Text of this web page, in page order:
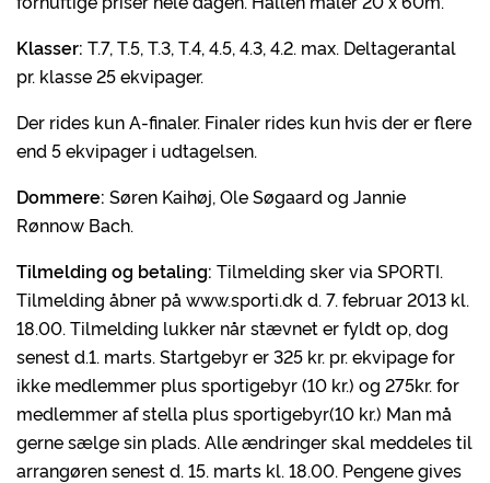
Klasser: T.7, T.5, T.3, T.4, 4.5, 4.3, 4.2. max. Deltagerantal
pr. klasse 25 ekvipager.
Der rides kun A-finaler. Finaler rides kun hvis der er flere
end 5 ekvipager i udtagelsen.
Dommere: Søren Kaihøj, Ole Søgaard og Jannie
Rønnow Bach.
Tilmelding og betaling: Tilmelding sker via SPORTI.
Tilmelding åbner på www.sporti.dk d. 7. februar 2013 kl.
18.00. Tilmelding lukker når stævnet er fyldt op, dog
senest d.1. marts. Startgebyr er 325 kr. pr. ekvipage for
ikke medlemmer plus sportigebyr (10 kr.) og 275kr. for
medlemmer af stella plus sportigebyr(10 kr.) Man må
gerne sælge sin plads. Alle ændringer skal meddeles til
arrangøren senest d. 15. marts kl. 18.00. Pengene gives